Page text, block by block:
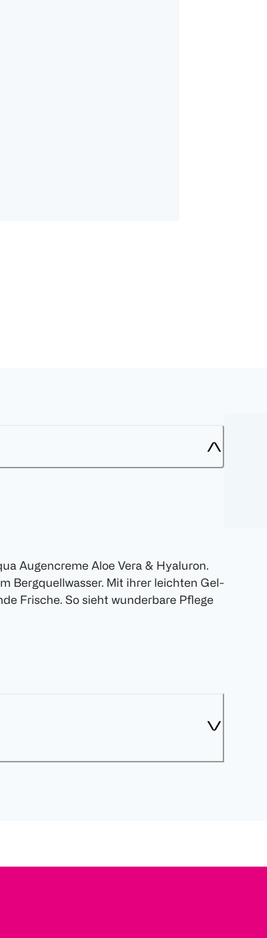
Augencreme Aloe Vera & Hyaluron.
Bergquellwasser. Mit ihrer leichten Gel-
Frische. So sieht wunderbare Pflege